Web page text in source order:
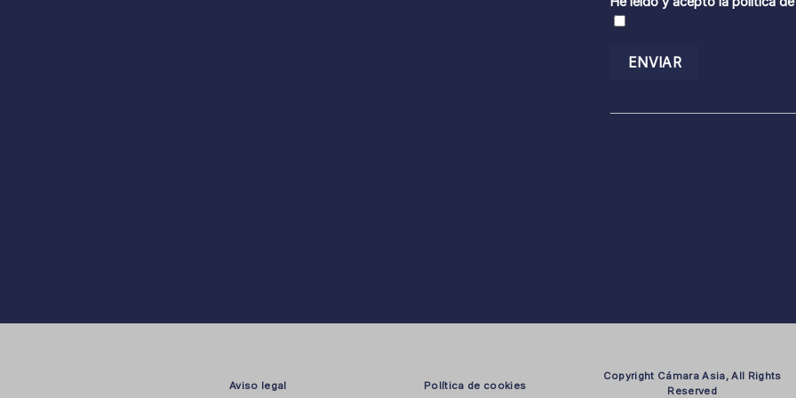
Aviso legal Política de cookies
Copyright Cámara Asia, All Rights
Reserved